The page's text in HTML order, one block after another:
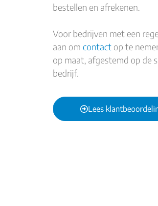
bestellen en afrekenen.
Voor bedrijven met een
aan om contactop te
op maat, afgestemd op de
bedrijf.
Lees